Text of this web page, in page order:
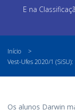
E na
Início
>
Vest-Ufes 2020/1
Os alunos Darwin